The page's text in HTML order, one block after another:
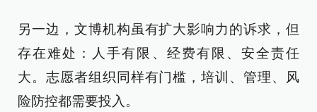
另一边，文博机构虽有扩大影响力的诉求，但
存在难处：人手有限、经费有限、安全责任
大。志愿者组织同样有门槛，培训、管理、风
险防控都需要投入。